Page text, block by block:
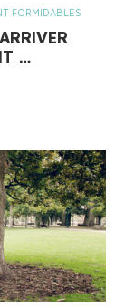
FORMIDABLES
…